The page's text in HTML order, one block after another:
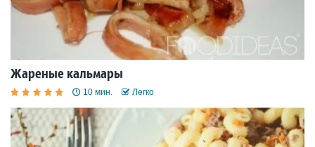
Жареные кальмары
10 мин. Легко